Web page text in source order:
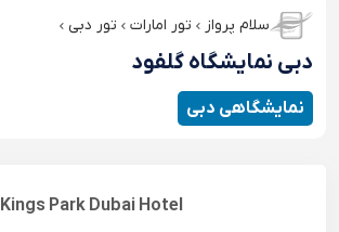
سلام پرواز تور امارات تور دبی
دبی نمایشگاه گلفود
نمایشگاهی دبی
Kings Park Dubai Hotel